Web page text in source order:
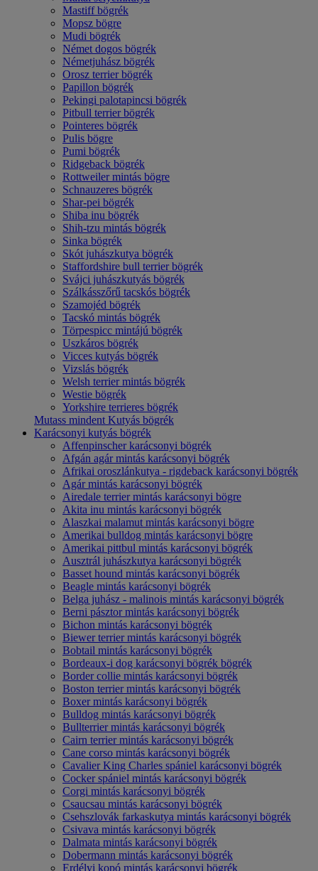
Mastiff bögrék
Mopsz bögre
Mudi bögrék
Német dogos bögrék
Németjuhász bögrék
Orosz terrier bögrék
Papillon bögrék
Pekingi palotapincsi bögrék
Pitbull terrier bögrék
Pointeres bögrék
Pulis bögre
Pumi bögrék
Ridgeback bögrék
Rottweiler mintás bögre
Schnauzeres bögrék
Shar-pei bögrék
Shiba inu bögrék
Shih-tzu mintás bögrék
Sinka bögrék
Skót juhászkutya bögrék
Staffordshire bull terrier bögrék
Svájci juhászkutyás bögrék
Szálkásszőrű tacskós bögrék
Szamojéd bögrék
Tacskó mintás bögrék
Törpespicc mintájú bögrék
Uszkáros bögrék
Vicces kutyás bögrék
Vizslás bögrék
Welsh terrier mintás bögrék
Westie bögrék
Yorkshire terrieres bögrék
Mutass mindent Kutyás bögrék
Karácsonyi kutyás bögrék
Affenpinscher karácsonyi bögrék
Afgán agár mintás karácsonyi bögrék
Afrikai oroszlánkutya - rigdeback karácsonyi bögrék
Agár mintás karácsonyi bögrék
Airedale terrier mintás karácsonyi bögre
Akita inu mintás karácsonyi bögrék
Alaszkai malamut mintás karácsonyi bögre
Amerikai bulldog mintás karácsonyi bögre
Amerikai pittbul mintás karácsonyi bögrék
Ausztrál juhászkutya karácsonyi bögrék
Basset hound mintás karácsonyi bögrék
Beagle mintás karácsonyi bögrék
Belga juhász - malinois mintás karácsonyi bögrék
Berni pásztor mintás karácsonyi bögrék
Bichon mintás karácsonyi bögrék
Biewer terrier mintás karácsonyi bögrék
Bobtail mintás karácsonyi bögrék
Bordeaux-i dog karácsonyi bögrék bögrék
Border collie mintás karácsonyi bögrék
Boston terrier mintás karácsonyi bögrék
Boxer mintás karácsonyi bögrék
Bulldog mintás karácsonyi bögrék
Bullterrier mintás karácsonyi bögrék
Cairn terrier mintás karácsonyi bögrék
Cane corso mintás karácsonyi bögrék
Cavalier King Charles spániel karácsonyi bögrék
Cocker spániel mintás karácsonyi bögrék
Corgi mintás karácsonyi bögrék
Csaucsau mintás karácsonyi bögrék
Csehszlovák farkaskutya mintás karácsonyi bögrék
Csivava mintás karácsonyi bögrék
Dalmata mintás karácsonyi bögrék
Dobermann mintás karácsonyi bögrék
Erdélyi kopó mintás karácsonyi bögrék